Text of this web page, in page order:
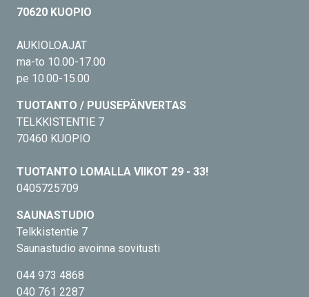
70620 KUOPIO
AUKIOLOAJAT
ma-to 10.00-17.00
pe 10.00-15.00
TUOTANTO / PUUSEPÄNVERTAS
TELKKISTENTIE 7
70460 KUOPIO
TUOTANTO LOMALLA VIIKOT 29 - 33!
0405725709
SAUNASTUDIO
Telkkistentie 7
Saunastudio avoinna sovitusti
044 973 4868
040 761 2287